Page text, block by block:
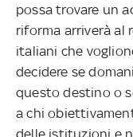
possa trovare un
riforma arriverà al
italiani che
decidere se
questo destino o
a chi
delle istituzioni e